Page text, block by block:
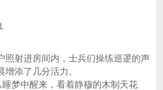
射进房间内，士兵们操练巡逻的声
添了几分活力。
中醒来，看着静穆的木制天花